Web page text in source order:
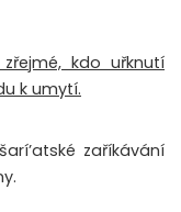
kdo uřknutí
k umytí.
zaříkávání